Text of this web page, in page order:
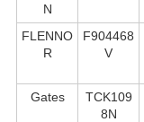
N
FLENNO
R
F904468
V
Gates
TCK109
8N